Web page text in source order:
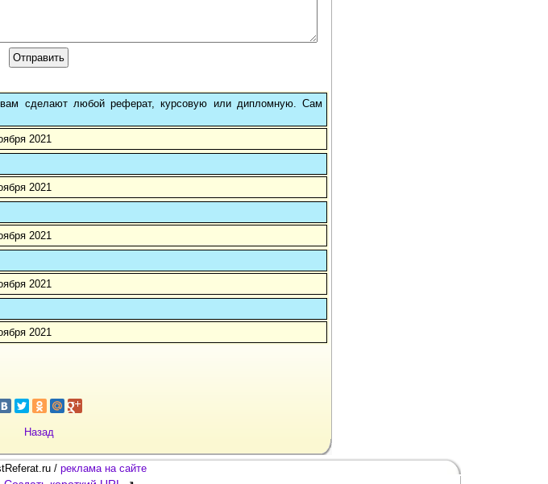
вам сделают любой реферат, курсовую или дипломную. Сам
2021
2021
2021
2021
2021
Назад
/ реклама на сайте